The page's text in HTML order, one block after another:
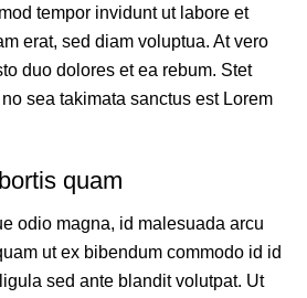
tempor invidunt ut labore et
erat, sed diam voluptua. At vero
duo dolores et ea rebum. Stet
sea takimata sanctus est Lorem
quam
odio magna, id malesuada arcu
ut ex bibendum commodo id id
sed ante blandit volutpat. Ut